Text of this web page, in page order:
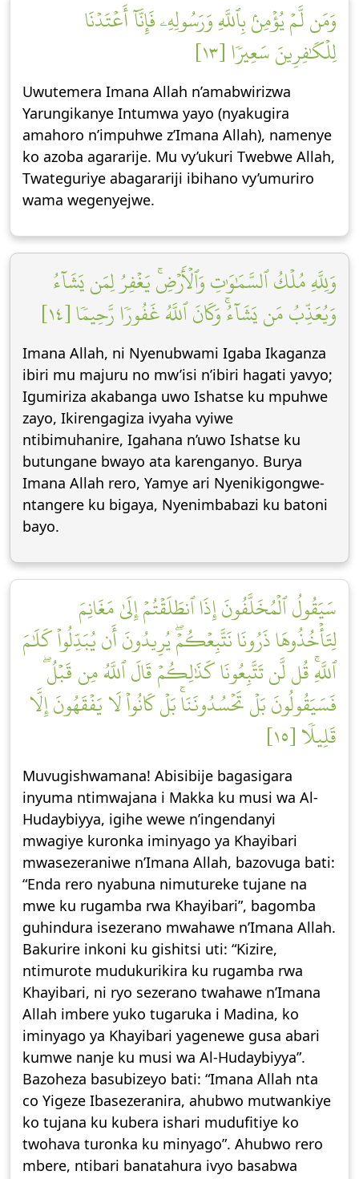
وَمَن لَّمۡ يُؤۡمِنۢ بِٱللَّهِ وَرَسُولِهِۦ فَإِنَّآ أَعۡتَدۡنَا
لِلۡكَٰفِرِينَ سَعِيرٗا [١٣]
Uwutemera Imana Allah n’amabwirizwa
Yarungikanye Intumwa yayo (nyakugira
amahoro n’impuhwe z’Imana Allah), namenye
ko azoba agararije. Mu vy’ukuri Twebwe Allah,
Twateguriye abagarariji ibihano vy’umuriro
wama wegenyejwe.
وَلِلَّهِ مُلۡكُ ٱلسَّمَٰوَٰتِ وَٱلۡأَرۡضِۚ يَغۡفِرُ لِمَن يَشَآءُ
وَيُعَذِّبُ مَن يَشَآءُۚ وَكَانَ ٱللَّهُ غَفُورٗا رَّحِيمٗا [١٤]
Imana Allah, ni Nyenubwami Igaba Ikaganza
ibiri mu majuru no mw’isi n’ibiri hagati yavyo;
Igumiriza akabanga uwo Ishatse ku mpuhwe
zayo, Ikirengagiza ivyaha vyiwe
ntibimuhanire, Igahana n’uwo Ishatse ku
butungane bwayo ata karenganyo. Burya
Imana Allah rero, Yamye ari Nyenikigongwe-
ntangere ku bigaya, Nyenimbabazi ku batoni
bayo.
سَيَقُولُ ٱلۡمُخَلَّفُونَ إِذَا ٱنطَلَقۡتُمۡ إِلَىٰ مَغَانِمَ
لِتَأۡخُذُوهَا ذَرُونَا نَتَّبِعۡكُمۡۖ يُرِيدُونَ أَن يُبَدِّلُواْ كَلَٰمَ
ٱللَّهِۚ قُل لَّن تَتَّبِعُونَا كَذَٰلِكُمۡ قَالَ ٱللَّهُ مِن قَبۡلُۖ
فَسَيَقُولُونَ بَلۡ تَحۡسُدُونَنَاۚ بَلۡ كَانُواْ لَا يَفۡقَهُونَ إِلَّا
قَلِيلٗا [١٥]
Muvugishwamana! Abisibije bagasigara
inyuma ntimwajana i Makka ku musi wa Al-
Hudaybiyya, igihe wewe n’ingendanyi
mwagiye kuronka iminyago ya Khayibari
mwasezeraniwe n’Imana Allah, bazovuga bati:
“Enda rero nyabuna nimutureke tujane na
mwe ku rugamba rwa Khayibari”, bagomba
guhindura isezerano mwahawe n’Imana Allah.
Bakurire inkoni ku gishitsi uti: “Kizire,
ntimurote mudukurikira ku rugamba rwa
Khayibari, ni ryo sezerano twahawe n’Imana
Allah imbere yuko tugaruka i Madina, ko
iminyago ya Khayibari yagenewe gusa abari
kumwe nanje ku musi wa Al-Hudaybiyya”.
Bazoheza basubizeyo bati: “Imana Allah nta
co Yigeze Ibasezeranira, ahubwo mutwankiye
ko tujana ku kubera ishari mudufitiye ko
twohava turonka ku minyago”. Ahubwo rero
mbere, ntibari banatahura ivyo basabwa